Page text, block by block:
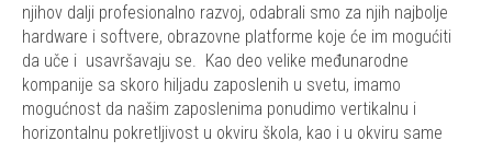
njihov dalji profesionalno razvoj, odabrali smo za njih najbolje
hardware i softvere, obrazovne platforme koje će im mogućiti
da uče i usavršavaju se. Kao deo velike međunarodne
kompanije sa skoro hiljadu zaposlenih u svetu, imamo
mogućnost da našim zaposlenima ponudimo vertikalnu i
horizontalnu pokretljivost u okviru škola, kao i u okviru same